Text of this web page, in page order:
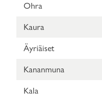
Ohra
Kaura
Äyriäiset
Kananmuna
Kala